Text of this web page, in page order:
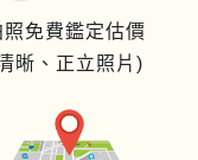
照免費鑑定估價
晰、正立照片)